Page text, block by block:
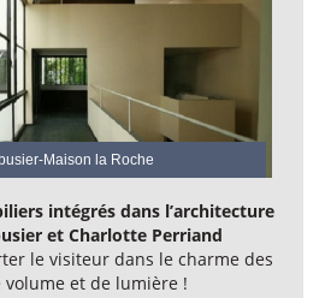
Maison la Roche
intégrés dans l’architecture
et Charlotte Perriand
le visiteur dans le charme des
et de lumière !